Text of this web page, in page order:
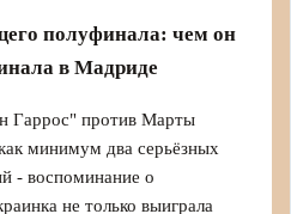
полуфинала: чем он
в Мадриде
Гаррос" против Марты
минимум два серьёзных
- воспоминание о
не только выиграла